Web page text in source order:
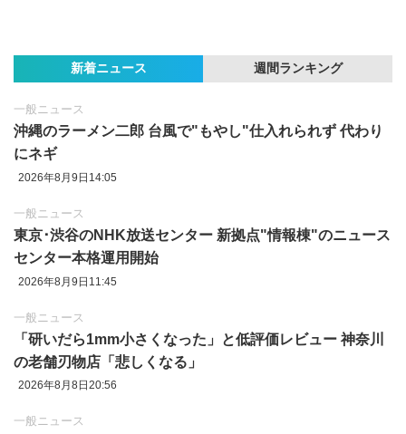
新着ニュース 週間ランキング
一般ニュース
沖縄のラーメン二郎 台風で"もやし"仕入れられず 代わり
にネギ
2026年8月9日14:05
一般ニュース
東京‪･‬渋谷のNHK放送センター 新拠点"情報棟"のニュース
センター本格運用開始
2026年8月9日11:45
一般ニュース
「研いだら1mm小さくなった」と低評価レビュー 神奈川
の老舗刃物店「悲しくなる」
2026年8月8日20:56
一般ニュース